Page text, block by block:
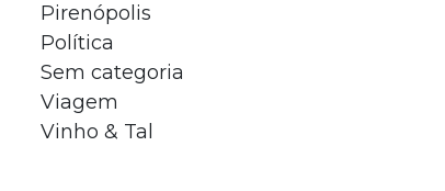
Pirenópolis
Política
Sem categoria
Viagem
Vinho & Tal